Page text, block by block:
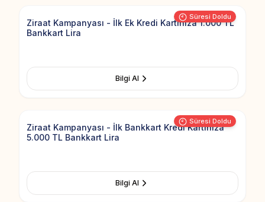
Süresi Doldu
Ziraat Kampanyası - İlk Ek Kredi Kartınıza 1.000 TL
Bankkart Lira
Bilgi Al
Süresi Doldu
Add to
Ziraat Kampanyası - İlk Bankkart Kredi Kartınıza
5.000 TL Bankkart Lira
Bilgi Al
Add to